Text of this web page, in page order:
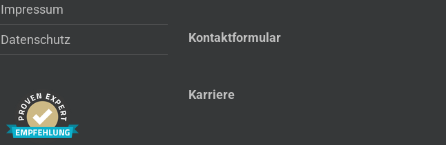
Impressum
Datenschutz Kontaktformular
Karriere